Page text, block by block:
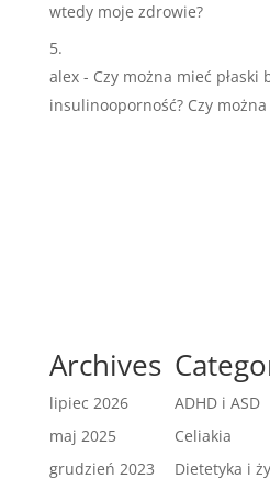
wtedy moje zdrowie?
alex- Czy można mieć płaski
insulinooporność? Czy
Archives
lipiec 2026
maj 2025
grudzień 2023
ADHD i ASD
Celiakia
Dietetyka i